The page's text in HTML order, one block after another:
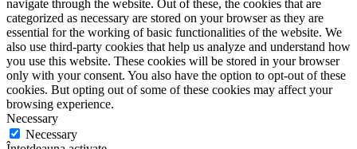
navigate through the website. Out of these, the cookies that are
categorized as necessary are stored on your browser as they are
essential for the working of basic functionalities of the website. We
also use third-party cookies that help us analyze and understand how
you use this website. These cookies will be stored in your browser
only with your consent. You also have the option to opt-out of these
cookies. But opting out of some of these cookies may affect your
browsing experience.
Necessary
Necessary